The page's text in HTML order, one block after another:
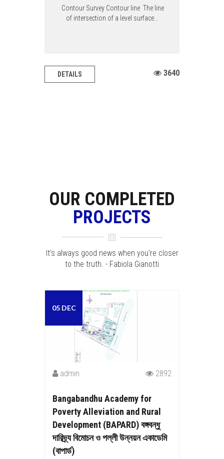
Contour Survey Contour line The line
of intersection of a level surface...
DETAILS 3640
OUR COMPLETED
PROJECTS
It's always good news when you're closer
to the truth. - Fabiola Gianotti
05 DEC
admin 2892
Bangabandhu Academy for
Poverty Alleviation and Rural
Development (BAPARD) বঙ্গবন্ধু
দারিদ্র্য বিমোচন ও পল্লী উন্নয়ন একাডেমি
(বাপার্ড)